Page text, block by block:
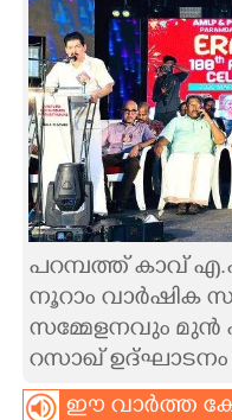
LIFESTYLE
SPIRITUAL
INFO+
ART
ASTRO
CARTOONS
പറമ്പത്ത് കാവ്
നൂറാം വാർഷിക
സമ്മേളനവും മുൻ
റസാഖ്
ഈ വാർത്ത